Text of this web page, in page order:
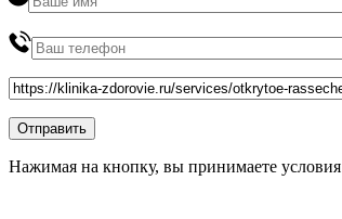
Нажимая на кнопку, вы принимаете условия